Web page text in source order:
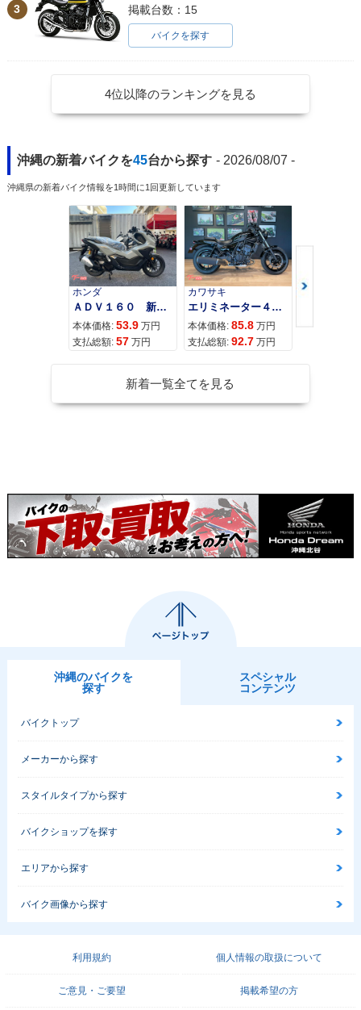
3
掲載台数：15
バイクを探す
4位以降のランキングを見る
沖縄の新着バイクを45台から探す - 2026/08/07 -
沖縄県の新着バイク情報を1時間に1回更新しています
ホンダ
ＡＤＶ１６０ 新車 ２０２６年最新モデル パールスモーキーグレー スマートキー ２９Ｌメットイン ＵＳＢ Ｔｙｐｅ−Ｃ装備
本体価格: 53.9 万円
支払総額: 57 万円
カワサキ
エリミネーター４００
本体価格: 85.8 万円
支払総額: 92.7 万円
カワサキ
本体価格:
新着一覧全てを見る
沖縄のバイクを
探す
スペシャル
コンテンツ
バイクトップ
メーカーから探す
スタイルタイプから探す
バイクショップを探す
エリアから探す
バイク画像から探す
利用規約 個人情報の取扱について
ご意見・ご要望 掲載希望の方